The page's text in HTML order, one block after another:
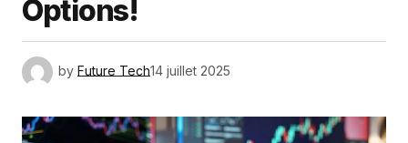
Options!
by Future Tech14 juillet 2025